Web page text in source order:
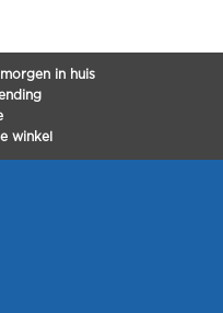
in huis
winkel